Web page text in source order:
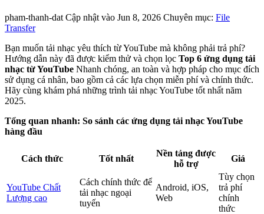
pham-thanh-dat Cập nhật vào Jun 8, 2026 Chuyên mục: File
Transfer
Bạn muốn tải nhạc yêu thích từ YouTube mà không phải trả phí?
Hướng dẫn này đã được kiểm thử và chọn lọc Top 6 ứng dụng tải
nhạc từ YouTube Nhanh chóng, an toàn và hợp pháp cho mục đích
sử dụng cá nhân, bao gồm cả các lựa chọn miễn phí và chính thức.
Hãy cùng khám phá những trình tải nhạc YouTube tốt nhất năm
2025.
Tổng quan nhanh: So sánh các ứng dụng tải nhạc YouTube
hàng đầu
Cách thức Tốt nhất
Nền tảng được
hỗ trợ
Giá
YouTube Chất
Lượng cao
Cách chính thức để
tải nhạc ngoại
tuyến
Android, iOS,
Web
Tùy chọn
trả phí
chính
thức